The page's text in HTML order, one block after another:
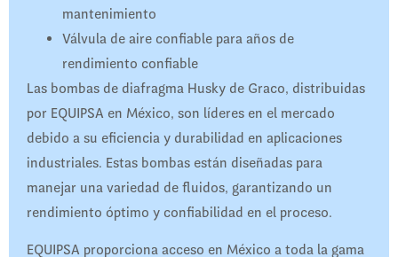
mantenimiento
Válvula de aire confiable para años de
rendimiento confiable
Las bombas de diafragma Husky de Graco, distribuidas
por EQUIPSA en México, son líderes en el mercado
debido a su eficiencia y durabilidad en aplicaciones
industriales. Estas bombas están diseñadas para
manejar una variedad de fluidos, garantizando un
rendimiento óptimo y confiabilidad en el proceso.
EQUIPSA proporciona acceso en México a toda la gama